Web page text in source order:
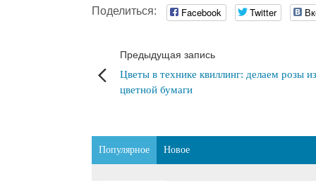
Поделиться: Facebook Twitter
Предыдущая запись
Цветы в технике квиллинг: делаем розы из
цветной бумаги
Популярное Новое